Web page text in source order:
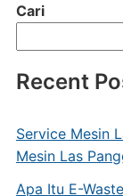
Cari
Recent
Service Mesin
Mesin Las
Apa Itu E-